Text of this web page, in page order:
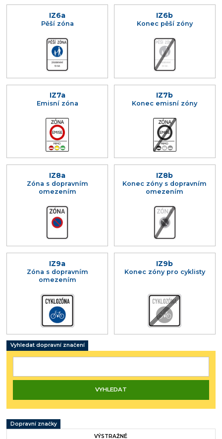
IZ6a
Pěší zóna
IZ6b
Konec pěší zóny
IZ7a
Emisní zóna
IZ7b
Konec emisní zóny
IZ8a
Zóna s dopravním
omezením
IZ8b
Konec zóny s dopravním
omezením
IZ9a
Zóna s dopravním
omezením
IZ9b
Konec zóny pro cyklisty
Vyhledat dopravní značení
Dopravní značky
VÝSTRAŽNÉ